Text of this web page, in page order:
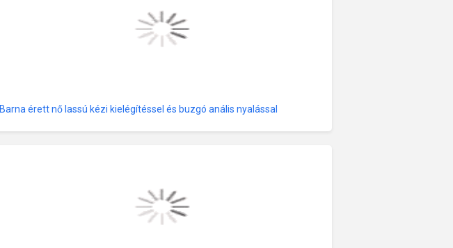
Barna érett nő lassú kézi kielégítéssel és buzgó anális nyalással